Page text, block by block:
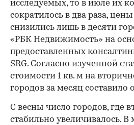
исследуемых, то в июле их
сократилось в два раза,
снизились лишь в десяти
«РБК Недвижимость» на
предоставленных
SRG. Согласно изученной
стоимости 1 кв. м на
городов за месяц составило
С весны число городов, где
стабильно увеличивалось. В